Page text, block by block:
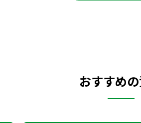
おすすめ